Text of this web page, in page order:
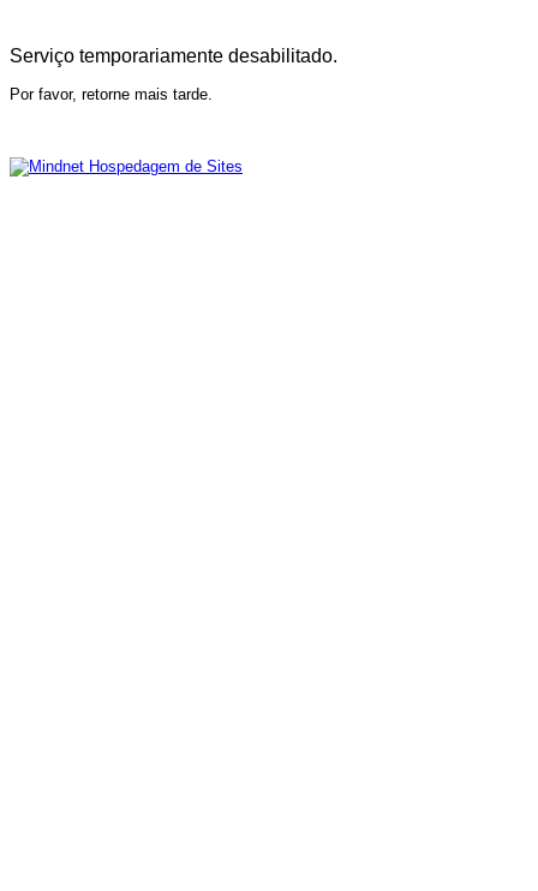
Serviço temporariamente desabilitado.
Por favor, retorne mais tarde.